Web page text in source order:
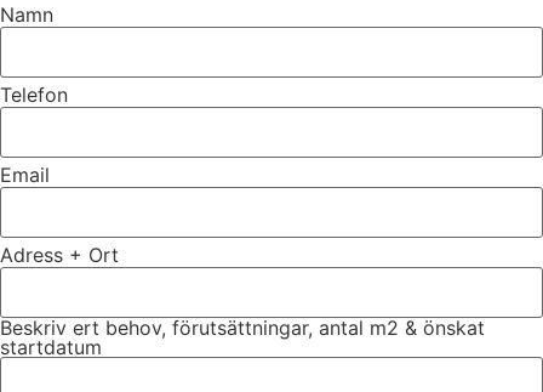
Namn
Telefon
Email
Adress + Ort
Beskriv ert behov, förutsättningar, antal m2 & önskat
startdatum